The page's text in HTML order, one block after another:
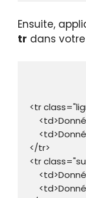
Ensuite,
tr dans votre
<tr
</tr>
<tr